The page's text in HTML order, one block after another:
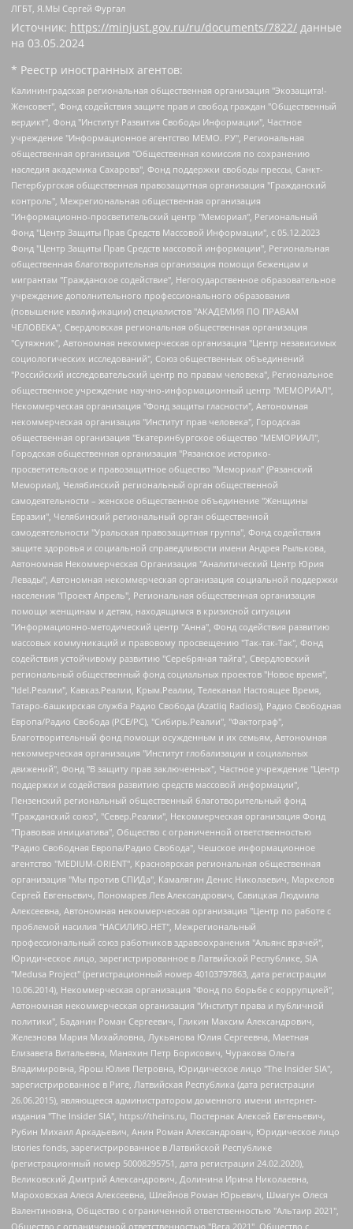
ЛГБТ, Я.МЫ Сергей Фургал
Источник: https://minjust.gov.ru/ru/documents/7822/ данные
на 03.05.2024
* Реестр иностранных агентов:
Калининградская региональная общественная организация "Экозащита!-Женсовет", Фонд содействия защите прав и свобод граждан "Общественный вердикт", Фонд "Институт Развития Свободы Информации", Частное учреждение "Информационное агентство МЕМО. РУ", Региональная общественная организация "Общественная комиссия по сохранению наследия академика Сахарова", Фонд поддержки свободы прессы, Санкт-Петербургская общественная правозащитная организация "Гражданский контроль", Межрегиональная общественная организация "Информационно-просветительский центр "Мемориал", Региональный Фонд "Центр Защиты Прав Средств Массовой Информации", с 05.12.2023 Фонд "Центр Защиты Прав Средств массовой информации", Региональная общественная благотворительная организация помощи беженцам и мигрантам "Гражданское содействие", Негосударственное образовательное учреждение дополнительного профессионального образования (повышение квалификации) специалистов "АКАДЕМИЯ ПО ПРАВАМ ЧЕЛОВЕКА", Свердловская региональная общественная организация "Сутяжник", Автономная некоммерческая организация "Центр независимых социологических исследований", Союз общественных объединений "Российский исследовательский центр по правам человека", Региональное общественное учреждение научно-информационный центр "МЕМОРИАЛ", Некоммерческая организация "Фонд защиты гласности", Автономная некоммерческая организация "Институт прав человека", Городская общественная организация "Екатеринбургское общество "МЕМОРИАЛ", Городская общественная организация "Рязанское историко-просветительское и правозащитное общество "Мемориал" (Рязанский Мемориал), Челябинский региональный орган общественной самодеятельности – женское общественное объединение "Женщины Евразии", Челябинский региональный орган общественной самодеятельности "Уральская правозащитная группа", Фонд содействия защите здоровья и социальной справедливости имени Андрея Рылькова, Автономная Некоммерческая Организация "Аналитический Центр Юрия Левады", Автономная некоммерческая организация социальной поддержки населения "Проект Апрель", Региональная общественная организация помощи женщинам и детям, находящимся в кризисной ситуации "Информационно-методический центр "Анна", Фонд содействия развитию массовых коммуникаций и правовому просвещению "Так-так-Так", Фонд содействия устойчивому развитию "Серебряная тайга", Свердловский региональный общественный фонд социальных проектов "Новое время", "Idel.Реалии", Кавказ.Реалии, Крым.Реалии, Телеканал Настоящее Время, Татаро-башкирская служба Радио Свобода (Azatliq Radiosi), Радио Свободная Европа/Радио Свобода (PCE/PC), "Сибирь.Реалии", "Фактограф", Благотворительный фонд помощи осужденным и их семьям, Автономная некоммерческая организация "Институт глобализации и социальных движений", Фонд "В защиту прав заключенных", Частное учреждение "Центр поддержки и содействия развитию средств массовой информации", Пензенский региональный общественный благотворительный фонд "Гражданский союз", "Север.Реалии", Некоммерческая организация Фонд "Правовая инициатива", Общество с ограниченной ответственностью "Радио Свободная Европа/Радио Свобода", Чешское информационное агентство "MEDIUM-ORIENT", Красноярская региональная общественная организация "Мы против СПИДа", Камалягин Денис Николаевич, Маркелов Сергей Евгеньевич, Пономарев Лев Александрович, Савицкая Людмила Алексеевна, Автономная некоммерческая организация "Центр по работе с проблемой насилия "НАСИЛИЮ.НЕТ", Межрегиональный профессиональный союз работников здравоохранения "Альянс врачей", Юридическое лицо, зарегистрированное в Латвийской Республике, SIA "Medusa Project" (регистрационный номер 40103797863, дата регистрации 10.06.2014), Некоммерческая организация "Фонд по борьбе с коррупцией", Автономная некоммерческая организация "Институт права и публичной политики", Баданин Роман Сергеевич, Гликин Максим Александрович, Железнова Мария Михайловна, Лукьянова Юлия Сергеевна, Маетная Елизавета Витальевна, Маняхин Петр Борисович, Чуракова Ольга Владимировна, Ярош Юлия Петровна, Юридическое лицо "The Insider SIA", зарегистрированное в Риге, Латвийская Республика (дата регистрации 26.06.2015), являющееся администратором доменного имени интернет-издания "The Insider SIA", https://theins.ru, Постернак Алексей Евгеньевич, Рубин Михаил Аркадьевич, Анин Роман Александрович, Юридическое лицо Istories fonds, зарегистрированное в Латвийской Республике (регистрационный номер 50008295751, дата регистрации 24.02.2020), Великовский Дмитрий Александрович, Долинина Ирина Николаевна, Мароховская Алеся Алексеевна, Шлейнов Роман Юрьевич, Шмагун Олеся Валентиновна, Общество с ограниченной ответственностью "Альтаир 2021", Общество с ограниченной ответственностью "Вега 2021", Общество с ограниченной ответственностью "Главный редактор 2021", Общество с ограниченной ответственностью "Ромашки монолит", Важенков Артем Валерьевич, Ивановская областная общественная организация "Центр гендерных исследований", Гурман Юрий Альбертович, Медиапроект "ОВД-Инфо", Егоров Владимир Владимирович, Жилинский Владимир Александрович, Общество с ограниченной ответственностью "ЗП", Иванова София Юрьевна, Карезина Инна Павловна, Кильтау Екатерина Викторовна, Петров Алексей Викторович, Пискунов Сергей Евгеньевич, Смирнов Сергей Сергеевич, Тихонов Михаил Сергеевич, Общество с ограниченной ответственностью "ЖУРНАЛИСТ-ИНОСТРАННЫЙ АГЕНТ", Арапова Галина Юрьевна, Вольтская Татьяна Анатольевна, Американская компания "Mason G.E.S. Anonymous Foundation" (США), являющаяся владельцем интернет-издания https://mnews.world/, Компания "Stichting Bellingcat", зарегистрированная в Нидерландах (дата регистрации 11.07.2018), Захаров Андрей Вячеславович, Клепиковская Екатерина Дмитриевна, Общество с ограниченной ответственностью "МЕМО", Перл Роман Александрович, Симонов Евгений Алексеевич, Соловьева Елена Анатольевна, Сотников Даниил Владимирович, Сурначева Елизавета Дмитриевна, Автономная некоммерческая организация по защите прав человека и информированию населения "Якутия – Наше Мнение", Общество с ограниченной ответственностью "Москоу диджитал медиа", с 26.01.2023 Общество с ограниченной ответственностью "Чайка Белые сады", Ветошкина Валерия Валерьевна, Заговора Максим Александрович, Межрегиональное общественное движение "Российская ЛГБТ - сеть", Оленичев Максим Владимирович, Павлов Иван Юрьевич, Скворцова Елена Сергеевна, Общество с ограниченной ответственностью "Как бы инагент", Кочетков Игорь Викторович, Общество с ограниченной ответственностью "Честные выборы", Еланчик Олег Александрович, Общество с ограниченной ответственностью "Нобелевский призыв", Гималова Регина Эмилевна, Григорьев Андрей Валерьевич, Григорьева Алина Александровна, Ассоциация по содействию защите прав призывников, альтернативнослужащих и военнослужащих "Правозащитная группа "Гражданин.Армия.Право", Хисамова Регина Фаритовна, Автономная некоммерческая организация по реализации социально-правовых программ "Лилит", Дальневосточное общественное движение "Маяк", Санкт-Петербургская ЛГБТ-инициативная группа "Выход", Инициативная группа ЛГБТ+ "Реверс", Алексеев Андрей Викторович, Бекбулатова Таисия Львовна, Беляев Иван Михайлович, Владыкина Елена Сергеевна, Гельман Марат Александрович, Никульшина Вероника Юрьевна, Толоконникова Надежда Андреевна, Шендерович Виктор Анатольевич, Общество с ограниченной ответственностью "Данное сообщение", Общество с ограниченной ответственностью Издательский дом "Новая глава", Айнбиндер Александра Александровна, Московский комьюнити-центр для ЛГБТ+инициатив, Благотворительный фонд развития филантропии, Deutsche Welle (Германия, Kurt-Schumacher-Strasse 3, 53113 Bonn), Борзунова Мария Михайловна, Воробьев Виктор Викторович, Голубева Анна Львовна, Константинова Алла Михайловна, Малкова Ирина Владимировна, Мурадов Мурад Абдулгалимович, Осетинская Елизавета Николаевна, Понасенков Евгений Николаевич, Ганапольский Матвей Юрьевич, Киселев Евгений Алексеевич, Борухович Ирина Григорьевна, Дремин Иван Тимофеевич, Дубровский Дмитрий Викторович, Красноярская региональная общественная организация поддержки и развития альтернативных образовательных технологий и межкультурных коммуникаций "ИНТЕРРА", Маяковская Екатерина Алексеевна, Фейгин Марк Захарович, Филимонов Андрей Викторович, Дзугкоева Регина Николаевна, Доброхотов Роман Александрович, Дудь Юрий Александрович, Елкин Сергей Владимирович, Кругликов Кирилл Игоревич, Сабунаева Мария Леонидовна, Семенов Алексей Владимирович, Шаинян Карен Багратович, Шульман Екатерина Михайловна, Асафьев Артур Валерьевич, Вахштайн Виктор Семенович, Венедиктов Алексей Алексеевич, Лушникова Екатерина Евгеньевна, Волков Леонид Михайлович, Невзоров Александр Глебович, Пархоменко Сергей Борисович, Сироткин Ярослав Николаевич, Кара-Мурза Владимир Владимирович, Баранова Наталья Владимировна, Гозман Леонид Яковлевич, Кагарлицкий Борис Юльевич, Климарев Михаил Валерьевич, Милов Владимир Станиславович, Автономная некоммерческая организация Краснодарский центр современного искусства "Типография", Моргенштерн Алишер Тагирович, Соболь Любовь Эдуардовна, Общество с ограниченной ответственностью "ЛИЗА НОРМ", Каспаров Гарри Кимович, Ходорковский Михаил Борисович, Общество с ограниченной ответственностью "Апрельские тезисы", Данилович Ирина Брониславовна, Кашин Олег Владимирович, Петров Николай Владимирович, Пивоваров Алексей Владимирович, Соколов Михаил Владимирович, Цветкова Юлия Владимировна, Чичваркин Евгений Александрович, Комитет против пыток/Команда против пыток, Общество с ограниченной ответственностью "Первый научный", Общество с ограниченной ответственностью "Вертолет и ко", Белоцерковская Вероника Борисовна, Кац Максим Евгеньевич, Лазарева Татьяна Юрьевна, Шаведдинов Руслан Табризович, Яшин Илья Валерьевич, Общество с ограниченной ответственностью "Иноагент ААВ", Алешковский Дмитрий Петрович, Альбац Евгения Марковна, Быков Дмитрий Львович, Галямина Юлия Евгеньевна, Лойко Сергей Леонидович, Мартынов Кирилл Константинович, Медведев Сергей Александрович, Крашенинников Федор Геннадиевич, Гордеева Катерина Вл